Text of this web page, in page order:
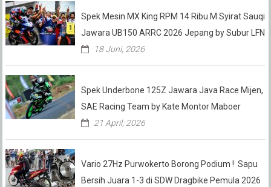
Spek Mesin MX King RPM 14 Ribu M Syirat Sauqi
Jawara UB150 ARRC 2026 Jepang by Subur LFN
18 Juni, 2026
Spek Underbone 125Z Jawara Java Race Mijen,
SAE Racing Team by Kate Montor Maboer
21 April, 2026
Vario 27Hz Purwokerto Borong Podium ! Sapu
Bersih Juara 1-3 di SDW Dragbike Pemula 2026